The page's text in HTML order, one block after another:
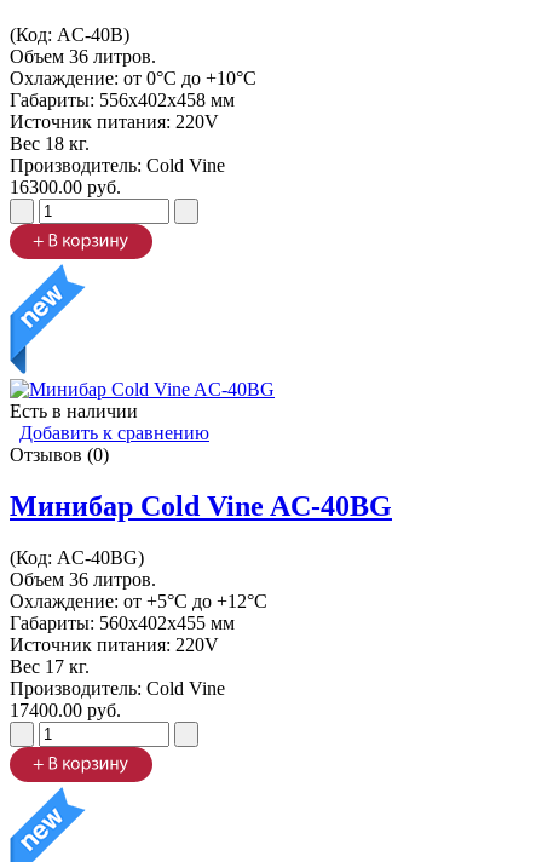
(Код: AC-40B)
Объем 36 литров.
Охлаждение: от 0°C до +10°C
Габариты: 556х402х458 мм
Источник питания: 220V
Вес 18 кг.
Производитель: Cold Vine
16300.00 руб.
Есть в наличии
Добавить к сравнению
Отзывов (0)
Минибар Cold Vine AC-40BG
(Код: AC-40BG)
Объем 36 литров.
Охлаждение: от +5°C до +12°C
Габариты: 560х402х455 мм
Источник питания: 220V
Вес 17 кг.
Производитель: Cold Vine
17400.00 руб.